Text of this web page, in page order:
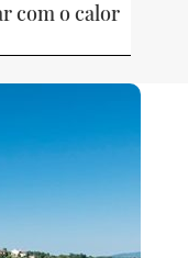
com o calor